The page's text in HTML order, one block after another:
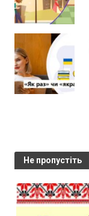
Не пропустіть